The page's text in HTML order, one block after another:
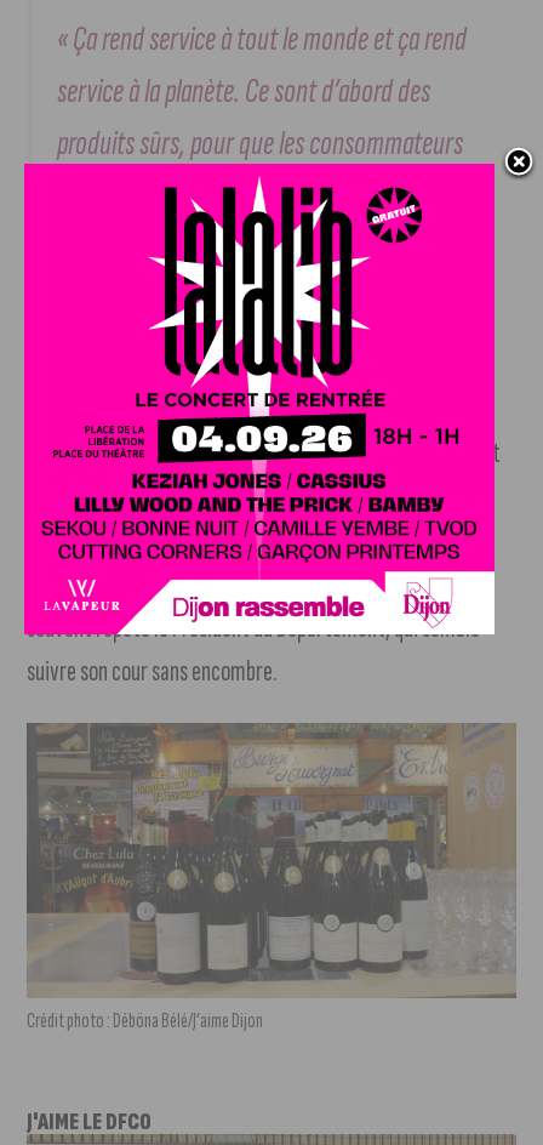
« Ça rend service à tout le monde et ça rend
service à la planète. Ce sont d’abord des
produits sûrs, pour que les consommateurs
puissent croire à la qualité de la région » –
François sauvadet, président du conseil
départemental
Une cérémonie en chanson et en ban bourguignon ; qui s’est
terminée par la dégustation des meilleurs vins de
l’appellation Bourgogne Côte d’Or. L’histoire de la marque
côte d’orienne, une «formidable aventure» comme l’a
souvent répété le Président du Département, qui semble
suivre son cour sans encombre.
Crédit photo : Déböna Bélé/J’aime Dijon
J'AIME LE DFCO